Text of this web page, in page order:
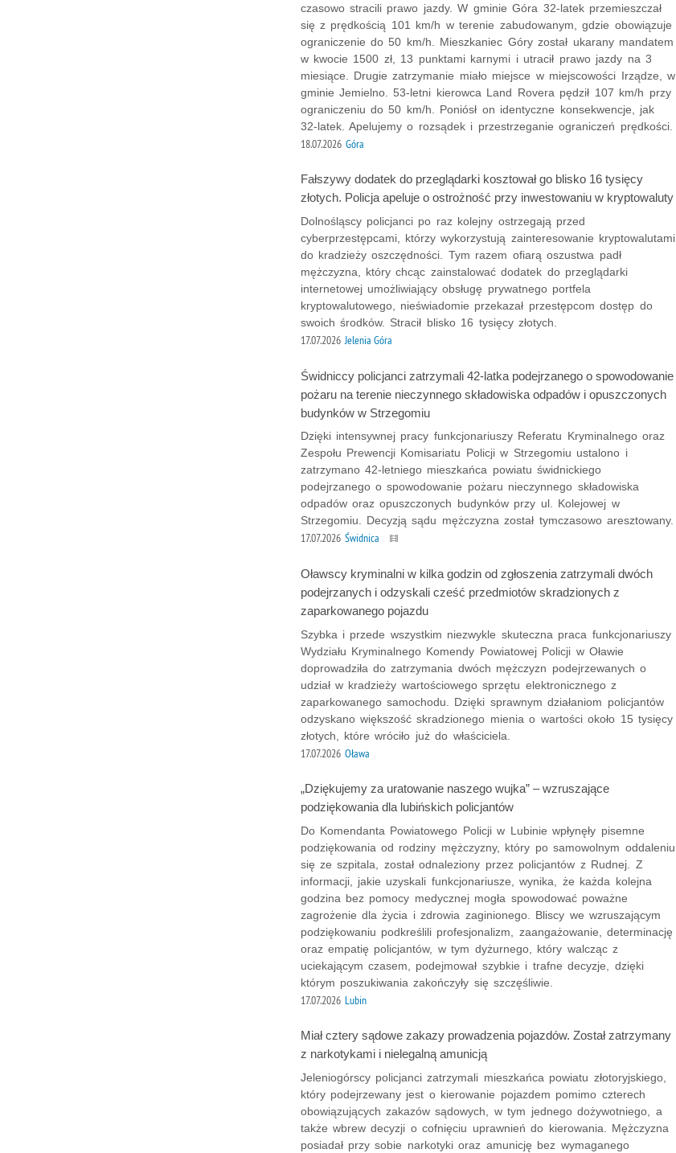
czasowo stracili prawo jazdy. W gminie Góra 32-latek przemieszczał
się z prędkością 101 km/h w terenie zabudowanym, gdzie obowiązuje
ograniczenie do 50 km/h. Mieszkaniec Góry został ukarany mandatem
w kwocie 1500 zł, 13 punktami karnymi i utracił prawo jazdy na 3
miesiące. Drugie zatrzymanie miało miejsce w miejscowości Irządze, w
gminie Jemielno. 53-letni kierowca Land Rovera pędził 107 km/h przy
ograniczeniu do 50 km/h. Poniósł on identyczne konsekwencje, jak
32-latek. Apelujemy o rozsądek i przestrzeganie ograniczeń prędkości.
18.07.2026 Góra
Fałszywy dodatek do przeglądarki kosztował go blisko 16 tysięcy
złotych. Policja apeluje o ostrożność przy inwestowaniu w kryptowaluty
Dolnośląscy policjanci po raz kolejny ostrzegają przed
cyberprzestępcami, którzy wykorzystują zainteresowanie kryptowalutami
do kradzieży oszczędności. Tym razem ofiarą oszustwa padł
mężczyzna, który chcąc zainstalować dodatek do przeglądarki
internetowej umożliwiający obsługę prywatnego portfela
kryptowalutowego, nieświadomie przekazał przestępcom dostęp do
swoich środków. Stracił blisko 16 tysięcy złotych.
17.07.2026 Jelenia Góra
Świdniccy policjanci zatrzymali 42-latka podejrzanego o spowodowanie
pożaru na terenie nieczynnego składowiska odpadów i opuszczonych
budynków w Strzegomiu
Dzięki intensywnej pracy funkcjonariuszy Referatu Kryminalnego oraz
Zespołu Prewencji Komisariatu Policji w Strzegomiu ustalono i
zatrzymano 42-letniego mieszkańca powiatu świdnickiego
podejrzanego o spowodowanie pożaru nieczynnego składowiska
odpadów oraz opuszczonych budynków przy ul. Kolejowej w
Strzegomiu. Decyzją sądu mężczyzna został tymczasowo aresztowany.
17.07.2026 Świdnica
Oławscy kryminalni w kilka godzin od zgłoszenia zatrzymali dwóch
podejrzanych i odzyskali cześć przedmiotów skradzionych z
zaparkowanego pojazdu
Szybka i przede wszystkim niezwykle skuteczna praca funkcjonariuszy
Wydziału Kryminalnego Komendy Powiatowej Policji w Oławie
doprowadziła do zatrzymania dwóch mężczyzn podejrzewanych o
udział w kradzieży wartościowego sprzętu elektronicznego z
zaparkowanego samochodu. Dzięki sprawnym działaniom policjantów
odzyskano większość skradzionego mienia o wartości około 15 tysięcy
złotych, które wróciło już do właściciela.
17.07.2026 Oława
„Dziękujemy za uratowanie naszego wujka” – wzruszające
podziękowania dla lubińskich policjantów
Do Komendanta Powiatowego Policji w Lubinie wpłynęły pisemne
podziękowania od rodziny mężczyzny, który po samowolnym oddaleniu
się ze szpitala, został odnaleziony przez policjantów z Rudnej. Z
informacji, jakie uzyskali funkcjonariusze, wynika, że każda kolejna
godzina bez pomocy medycznej mogła spowodować poważne
zagrożenie dla życia i zdrowia zaginionego. Bliscy we wzruszającym
podziękowaniu podkreślili profesjonalizm, zaangażowanie, determinację
oraz empatię policjantów, w tym dyżurnego, który walcząc z
uciekającym czasem, podejmował szybkie i trafne decyzje, dzięki
którym poszukiwania zakończyły się szczęśliwie.
17.07.2026 Lubin
Miał cztery sądowe zakazy prowadzenia pojazdów. Został zatrzymany
z narkotykami i nielegalną amunicją
Jeleniogórscy policjanci zatrzymali mieszkańca powiatu złotoryjskiego,
który podejrzewany jest o kierowanie pojazdem pomimo czterech
obowiązujących zakazów sądowych, w tym jednego dożywotniego, a
także wbrew decyzji o cofnięciu uprawnień do kierowania. Mężczyzna
posiadał przy sobie narkotyki oraz amunicję bez wymaganego